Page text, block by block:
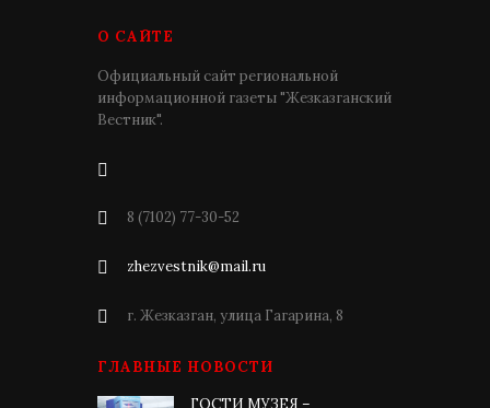
О САЙТЕ
Официальный сайт региональной
информационной газеты "Жезказганский
Вестник".
8 (7102) 77-30-52
zhezvestnik@mail.ru
г. Жезказган, улица Гагарина, 8
ГЛАВНЫЕ НОВОСТИ
ГОСТИ МУЗЕЯ –